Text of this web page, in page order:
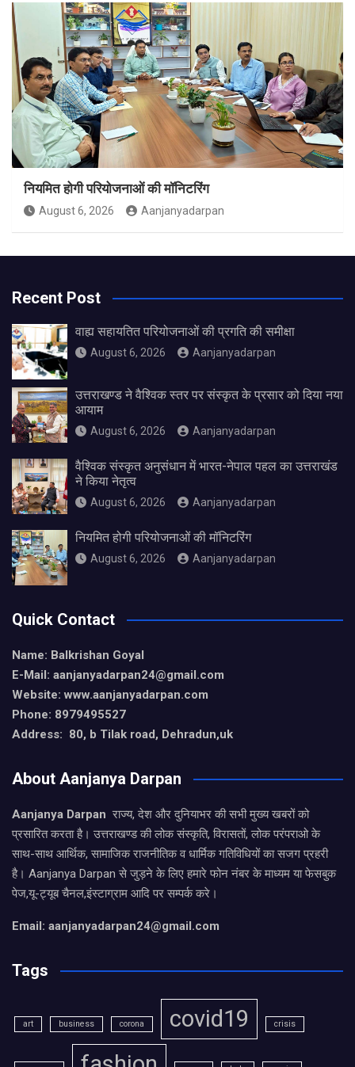
नियमित होगी परियोजनाओं की मॉनिटरिंग
August 6, 2026 Aanjanyadarpan
Recent Post
वाह्य सहायतित परियोजनाओं की प्रगति की समीक्षा
August 6, 2026 Aanjanyadarpan
उत्तराखण्ड ने वैश्विक स्तर पर संस्कृत के प्रसार को दिया नया
आयाम
August 6, 2026 Aanjanyadarpan
वैश्विक संस्कृत अनुसंधान में भारत-नेपाल पहल का उत्तराखंड
ने किया नेतृत्व
August 6, 2026 Aanjanyadarpan
नियमित होगी परियोजनाओं की मॉनिटरिंग
August 6, 2026 Aanjanyadarpan
Quick Contact
Name: Balkrishan Goyal
E-Mail: aanjanyadarpan24@gmail.com
Website: www.aanjanyadarpan.com
Phone: 8979495527
Address: 80, b Tilak road, Dehradun,uk
About Aanjanya Darpan
Aanjanya Darpan राज्य, देश और दुनियाभर की सभी मुख्य खबरों को
प्रसारित करता है। उत्तराखण्ड की लोक संस्कृति, विरासतों, लोक परंपराओ के
साथ-साथ आर्थिक, सामाजिक राजनीतिक व धार्मिक गतिविधियों का सजग प्रहरी
है। Aanjanya Darpan से जुड़ने के लिए हमारे फोन नंबर के माध्यम या फेसबुक
पेज,यू-ट्यूब चैनल,इंस्टाग्राम आदि पर सम्पर्क करे।
Email: aanjanyadarpan24@gmail.com
Tags
art business corona covid19 crisis